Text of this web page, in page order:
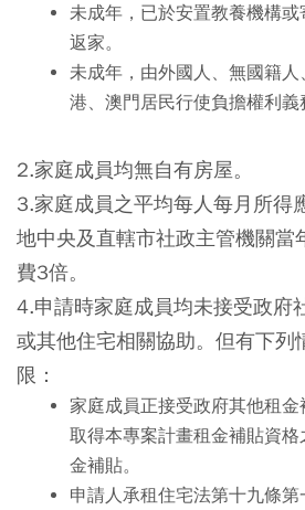
未成年，已於安置教養機構
返家。
未成年，由外國人、無國籍
港、澳門居民行使負擔權利義
2.家庭成員均無自有房屋。
3.家庭成員之平均每人每月所得
地中央及直轄市社政主管機關當
費3倍。
4.申請時家庭成員均未接受政府
或其他住宅相關協助。但有下列
限：
家庭成員正接受政府其他租
取得本專案計畫租金補貼資
金補貼。
申請人承租住宅法第十九條